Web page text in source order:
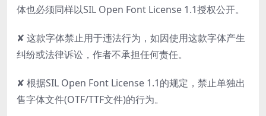
体也必须同样以SIL Open Font License 1.1授权公开。
✘ 这款字体禁止用于违法行为，如因使用这款字体产生
纠纷或法律诉讼，作者不承担任何责任。
✘ 根据SIL Open Font License 1.1的规定，禁止单独出
售字体文件(OTF/TTF文件)的行为。